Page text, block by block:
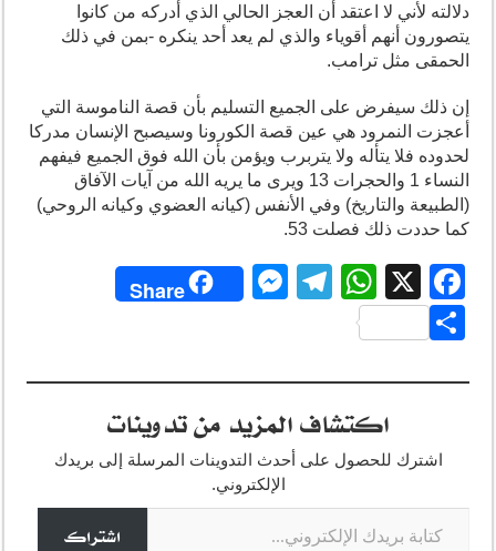
دلالته لأني لا اعتقد أن العجز الحالي الذي أدركه من كانوا
يتصورون أنهم أقوياء والذي لم يعد أحد ينكره -بمن في ذلك
الحمقى مثل ترامب.
إن ذلك سيفرض على الجميع التسليم بأن قصة الناموسة التي
أعجزت النمرود هي عين قصة الكورونا وسيصبح الإنسان مدركا
لحدوده فلا يتأله ولا يتربرب ويؤمن بأن الله فوق الجميع فيفهم
النساء 1 والحجرات 13 ويرى ما يريه الله من آيات الآفاق
(الطبيعة والتاريخ) وفي الأنفس (كيانه العضوي وكيانه الروحي)
كما حددت ذلك فصلت 53.
F
a
c
e
o
k
X
W
s
A
p
T
gr
a
m
M
e
n
g
er
Share
ar
اكتشاف المزيد من تدوينات
اشترك للحصول على أحدث التدوينات المرسلة إلى بريدك
الإلكتروني.
كتابة بريدك الإلكتروني...
اشتراك